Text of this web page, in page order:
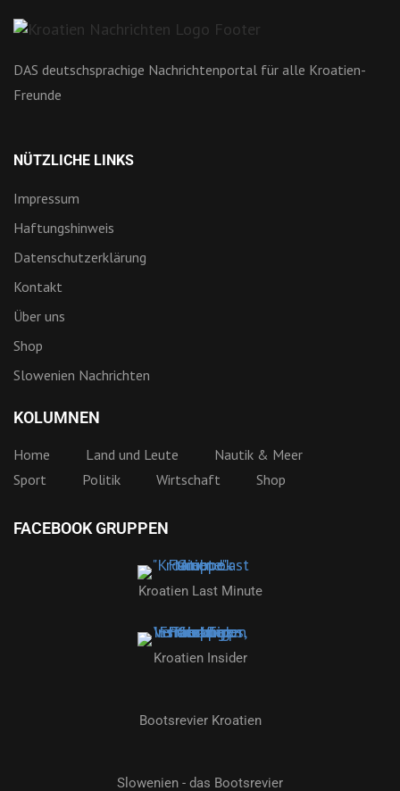
DAS deutschsprachige Nachrichtenportal für alle Kroatien-
Freunde
NÜTZLICHE LINKS
Impressum
Haftungshinweis
Datenschutzerklärung
Kontakt
Über uns
Shop
Slowenien Nachrichten
KOLUMNEN
Home Land und Leute
Nautik & Meer
Sport
Politik Wirtschaft Shop
FACEBOOK GRUPPEN
Kroatien Last Minute
Kroatien Insider
Bootsrevier Kroatien
Slowenien - das Bootsrevier